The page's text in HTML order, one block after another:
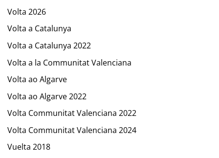
Volta 2026
Volta a Catalunya
Volta a Catalunya 2022
Volta a la Communitat Valenciana
Volta ao Algarve
Volta ao Algarve 2022
Volta Communitat Valenciana 2022
Volta Communitat Valenciana 2024
Vuelta 2018